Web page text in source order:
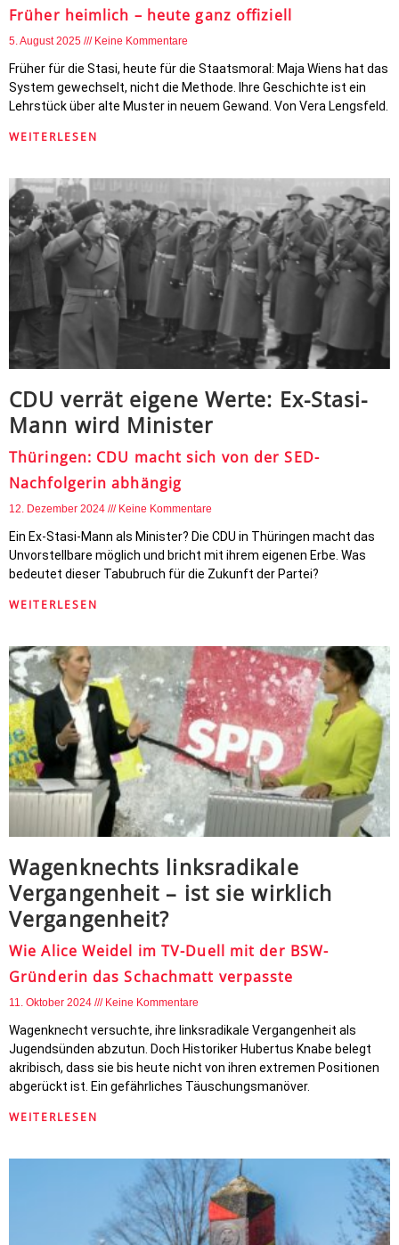
Früher heimlich – heute ganz offiziell
5. August 2025 Keine Kommentare
Früher für die Stasi, heute für die Staatsmoral: Maja Wiens hat das
System gewechselt, nicht die Methode. Ihre Geschichte ist ein
Lehrstück über alte Muster in neuem Gewand. Von Vera Lengsfeld.
WEITERLESEN
CDU verrät eigene Werte: Ex-Stasi-
Mann wird Minister
Thüringen: CDU macht sich von der SED-
Nachfolgerin abhängig
12. Dezember 2024 Keine Kommentare
Ein Ex-Stasi-Mann als Minister? Die CDU in Thüringen macht das
Unvorstellbare möglich und bricht mit ihrem eigenen Erbe. Was
bedeutet dieser Tabubruch für die Zukunft der Partei?
WEITERLESEN
Wagenknechts linksradikale
Vergangenheit – ist sie wirklich
Vergangenheit?
Wie Alice Weidel im TV-Duell mit der BSW-
Gründerin das Schachmatt verpasste
11. Oktober 2024 Keine Kommentare
Wagenknecht versuchte, ihre linksradikale Vergangenheit als
Jugendsünden abzutun. Doch Historiker Hubertus Knabe belegt
akribisch, dass sie bis heute nicht von ihren extremen Positionen
abgerückt ist. Ein gefährliches Täuschungsmanöver.
WEITERLESEN